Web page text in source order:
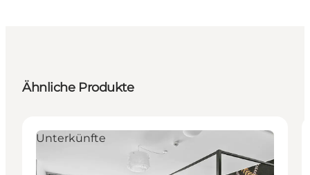
Ähnliche Produkte
Unterkünfte